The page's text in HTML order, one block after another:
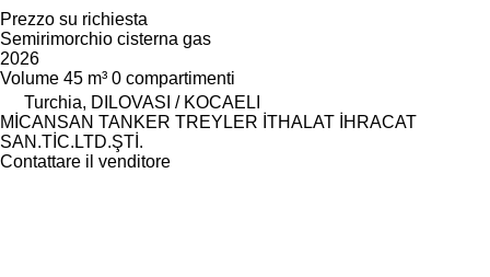
Prezzo su richiesta
Semirimorchio cisterna gas
2026
Volume 45 m³ 0 compartimenti
Turchia, DILOVASI / KOCAELI
MİCANSAN TANKER TREYLER İTHALAT İHRACAT
SAN.TİC.LTD.ŞTİ.
Contattare il venditore